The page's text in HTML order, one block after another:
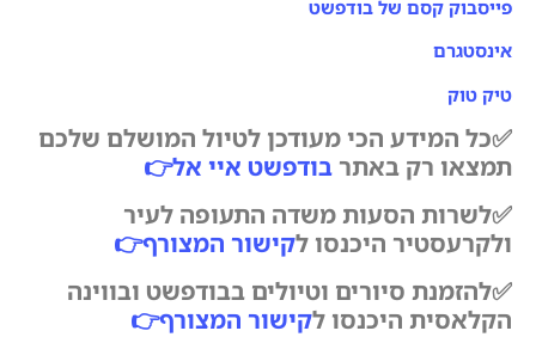
פייסבוק קסם של בודפשט
אינסטגרם
טיק טוק
✅כל המידע הכי מעודכן לטיול המושלם שלכם
תמצאו רק באתר בודפשט איי אל👉
✅לשרות הסעות משדה התעופה לעיר
ולקרעסטיר היכנסו לקישור המצורף👉
✅להזמנת סיורים וטיולים בבודפשט ובווינה
הקלאסית היכנסו לקישור המצורף👉